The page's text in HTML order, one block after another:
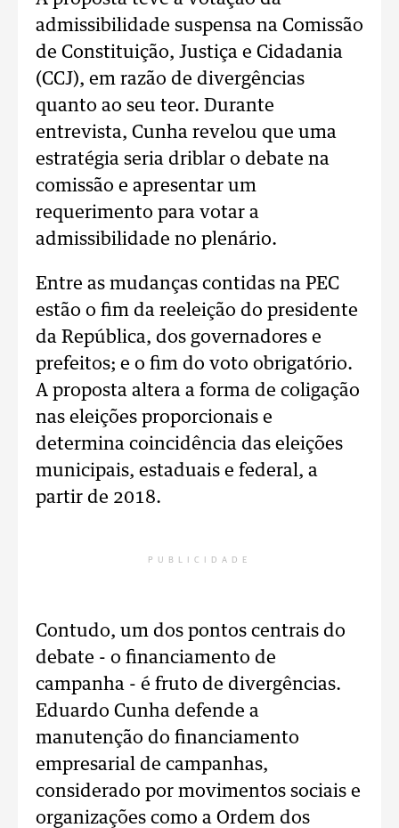
admissibilidade suspensa na Comissão
de Constituição, Justiça e Cidadania
(CCJ), em razão de divergências
quanto ao seu teor. Durante
entrevista, Cunha revelou que uma
estratégia seria driblar o debate na
comissão e apresentar um
requerimento para votar a
admissibilidade no plenário.
Entre as mudanças contidas na PEC
estão o fim da reeleição do presidente
da República, dos governadores e
prefeitos; e o fim do voto obrigatório.
A proposta altera a forma de coligação
nas eleições proporcionais e
determina coincidência das eleições
municipais, estaduais e federal, a
partir de 2018.
PUBLICIDADE
Contudo, um dos pontos centrais do
debate - o financiamento de
campanha - é fruto de divergências.
Eduardo Cunha defende a
manutenção do financiamento
empresarial de campanhas,
considerado por movimentos sociais e
organizações como a Ordem dos